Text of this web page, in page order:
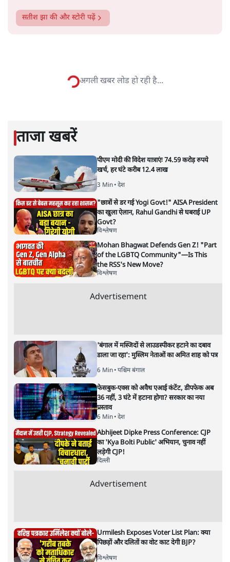
विश्लेषणात्मक और मानवीय स्वरों में से एक हैं। शिक्षा, समाज,
अगली खबर लोड हो रही है...
ताजा खबरें
खर्च, हर घंटे करीब 12.4 लाख
का खुला ऐलान, Rahul Gandhi से घबराई UP
Govt?
विश्लेषण
Mohan Bhagwat Defends Gen Z! "Part
of the LGBTQ Community"—Is This
the RSS's New Move?
विश्लेषण
Advertisement
डाला जा रहा': मुस्लिम नेताओं का अमित शाह को पत्र
प्रस्ताव
6 Min •देश